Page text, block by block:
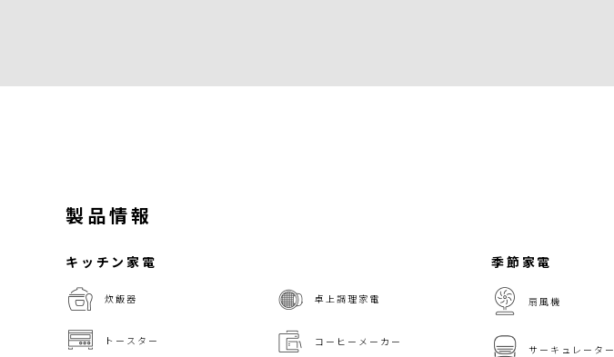
製品情報
キッチン家電
炊飯器 卓上調理家電
トースター コーヒーメーカー
季節家電
扇風機
サーキュレーター